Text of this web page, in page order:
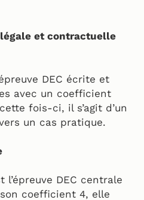
et contractuelle
DEC écrite et
avec un coefficient
fois-ci, il s’agit d’un
un cas pratique.
l’épreuve DEC centrale
coefficient 4, elle